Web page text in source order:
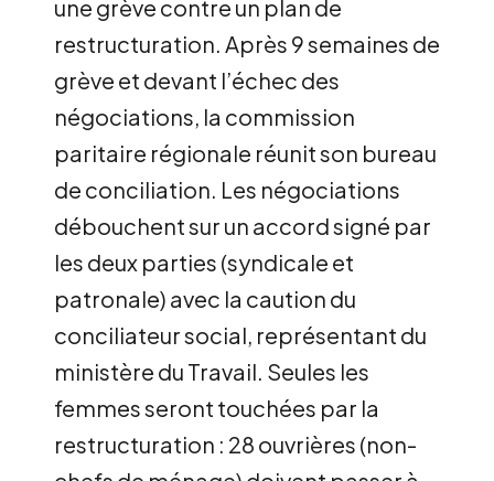
une grève contre un plan de
restructuration. Après 9 semaines de
grève et devant l’échec des
négociations, la commission
paritaire régionale réunit son bureau
de conciliation. Les négociations
débouchent sur un accord signé par
les deux parties (syndicale et
patronale) avec la caution du
conciliateur social, représentant du
ministère du Travail. Seules les
femmes seront touchées par la
restructuration : 28 ouvrières (non-